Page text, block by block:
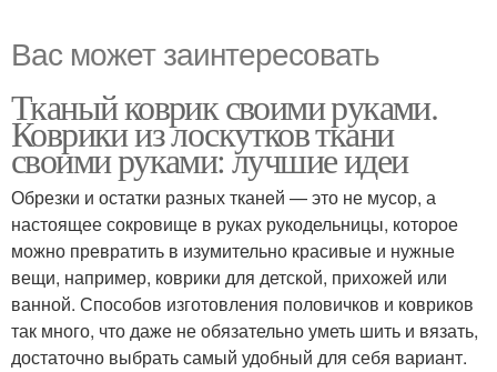
Вас может заинтересовать
Тканый коврик своими руками.
Коврики из лоскутков ткани
своими руками: лучшие идеи
Обрезки и остатки разных тканей — это не мусор, а
настоящее сокровище в руках рукодельницы, которое
можно превратить в изумительно красивые и нужные
вещи, например, коврики для детской, прихожей или
ванной. Способов изготовления половичков и ковриков
так много, что даже не обязательно уметь шить и вязать,
достаточно выбрать самый удобный для себя вариант.